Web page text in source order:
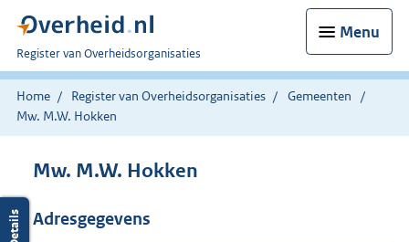
Menu
U
bent
nu
hier:
Register van Overheidsorganisaties
Home Register van Overheidsorganisaties
Gemeenten
Mw. M.W. Hokken
Mw. M.W. Hokken
Adresgegevens